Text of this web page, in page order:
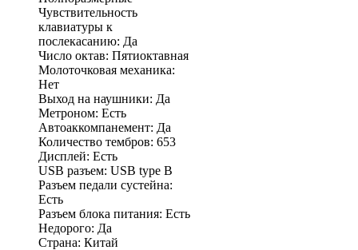
Чувствительность
клавиатуры к
послекасанию: Да
Число октав: Пятиоктавная
Молоточковая механика:
Нет
Выход на наушники: Да
Метроном: Есть
Автоаккомпанемент: Да
Количество тембров: 653
Дисплей: Есть
USB разъем: USB type B
Разъем педали сустейна:
Есть
Разъем блока питания: Есть
Недорого: Да
Страна: Китай